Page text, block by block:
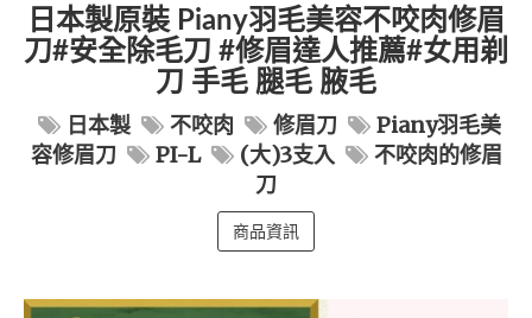
日本製原裝 Piany羽毛美容不咬肉修眉
刀#安全除毛刀 #修眉達人推薦#女用剃
刀 手毛 腿毛 腋毛
日本製 不咬肉 修眉刀
Piany羽毛美
容修眉刀
PI-L (大)3支入
不咬肉的修眉
刀
商品資訊